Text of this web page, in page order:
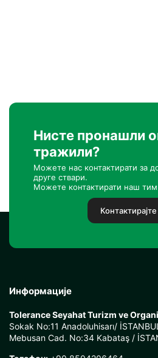
Нисте пронашли
тражили?
Можете нас контактирати за
друге ствари.
Можете контактирати наш
Информације
Tolerance Seyahat Turizm ve
Sokak No:11 Anadoluhisarı/
Mebusan Cad. No:34 Kabataş /